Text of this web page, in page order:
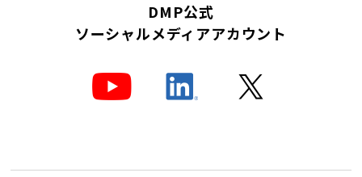
DMP公式
ソーシャルメディアアカウント